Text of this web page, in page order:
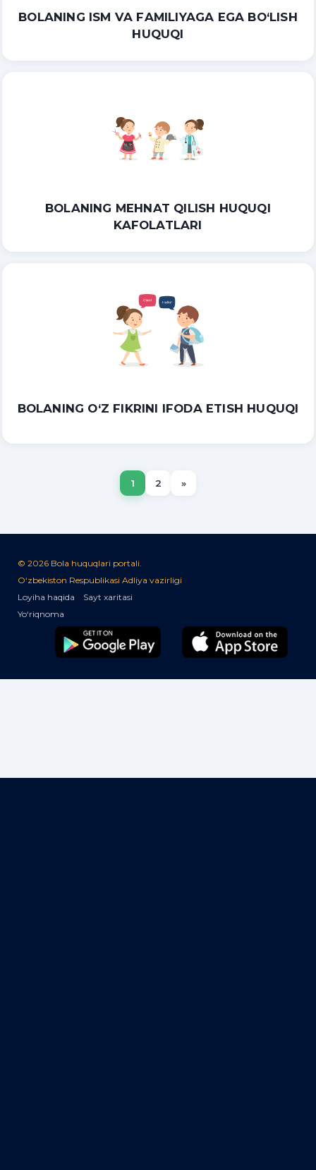
BOLANING ISM VA FAMILIYAGA EGA BO‘LISH
HUQUQI
BOLANING MEHNAT QILISH HUQUQI
KAFOLATLARI
BOLANING O‘Z FIKRINI IFODA ETISH HUQUQI
1 2 »
© 2026 Bola huquqlari portali.
O‘zbekiston Respublikasi Adliya vazirligi
Loyiha haqida
Sayt xaritasi
Yo‘riqnoma